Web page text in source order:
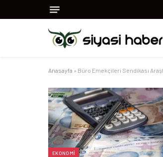
Anasayfa » Büro Emekçileri Sendikası
EKONOMI